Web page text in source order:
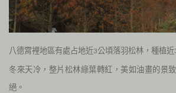
八德霄裡地區有處占地近3公頃落羽松林，種植近
冬來天冷，整片松林綠葉轉紅，美如油畫的景
絕。